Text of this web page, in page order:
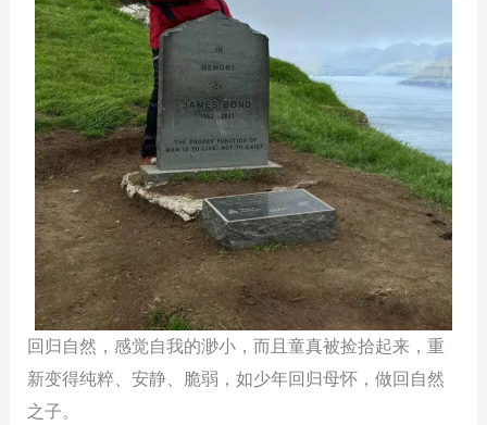
回归自然，感觉自我的渺小，而且童真被捡拾起来，重
新变得纯粹、安静、脆弱，如少年回归母怀，做回自然
之子。